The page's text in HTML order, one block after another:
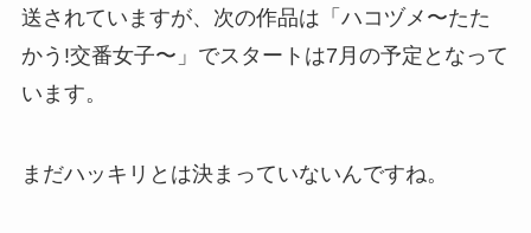
送されていますが、次の作品は「ハコヅメ〜たた
かう!交番女子〜」でスタートは7月の予定となって
います。
まだハッキリとは決まっていないんですね。